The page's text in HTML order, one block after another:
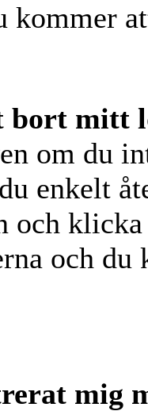
bort mitt
om du
enkelt
och
och du
mig